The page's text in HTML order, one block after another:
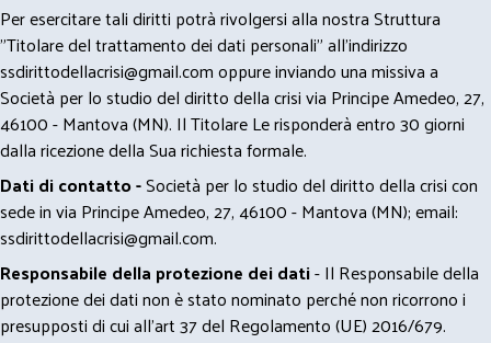
Per esercitare tali diritti potrà rivolgersi alla nostra Struttura
"Titolare del trattamento dei dati personali" all'indirizzo
ssdirittodellacrisi@gmail.comoppure inviando una missiva a
Società per lo studio del diritto della crisi via Principe Amedeo, 27,
46100 - Mantova (MN). Il Titolare Le risponderà entro 30 giorni
dalla ricezione della Sua richiesta formale.
Dati di contatto -Società per lo studio del diritto della crisi con
sede in via Principe Amedeo, 27, 46100 - Mantova (MN); email:
ssdirittodellacrisi@gmail.com.
Responsabile della protezione dei dati- Il Responsabile della
protezione dei dati non è stato nominato perché non ricorrono i
presupposti di cui all’art 37 del Regolamento (UE) 2016/679.